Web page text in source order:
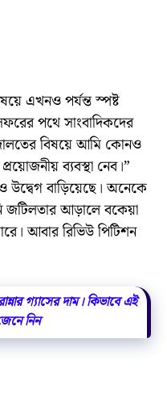
এখনও পর্যন্ত স্পষ্ট
পথে সাংবাদিকদের
বিষয়ে আমি কোনও
ব্যবস্থা নেব।”
উদ্বেগ বাড়িয়েছে। অনেকে
আড়ালে বকেয়া
আবার রিভিউ পিটিশন
গ্যাসের দাম। কিভাবে এই
নিন